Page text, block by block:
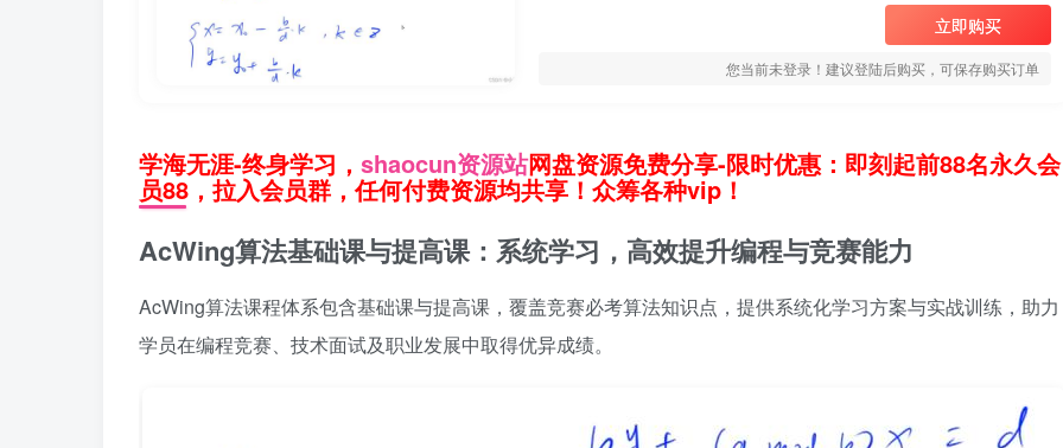
立即购买
您当前未登录！建议登陆后购买，可保存购买订单
学海无涯-终身学习， shaocun资源站网盘资源免费分享-限时优惠：即刻起前88名永久会
员88，拉入会员群，任何付费资源均共享！众筹各种vip！
AcWing算法基础课与提高课：系统学习，高效提升编程与竞赛能力
AcWing算法课程体系包含基础课与提高课，覆盖竞赛必考算法知识点，提供系统化学习方案与实战训练，助力
学员在编程竞赛、技术面试及职业发展中取得优异成绩。